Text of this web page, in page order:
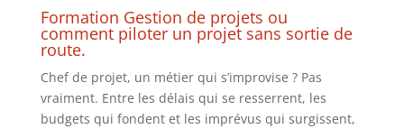
Formation Gestion de projets ou
comment piloter un projet sans sortie de
route.
Chef de projet, un métier qui s’improvise ? Pas
vraiment. Entre les délais qui se resserrent, les
budgets qui fondent et les imprévus qui surgissent,